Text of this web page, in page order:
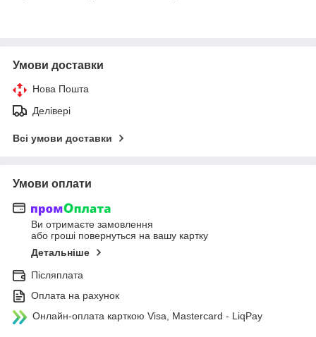
Умови доставки
Нова Пошта
Делівері
Всі умови доставки
Умови оплати
Ви отримаєте замовлення
або гроші повернуться на вашу картку
Детальніше
Післяплата
Оплата на рахунок
Онлайн-оплата карткою Visa, Mastercard - LiqPay